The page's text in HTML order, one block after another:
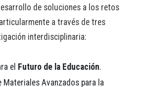
de soluciones a los retos
a través de tres
interdisciplinaria:
el Futuro de la Educación.
Materiales Avanzados para la